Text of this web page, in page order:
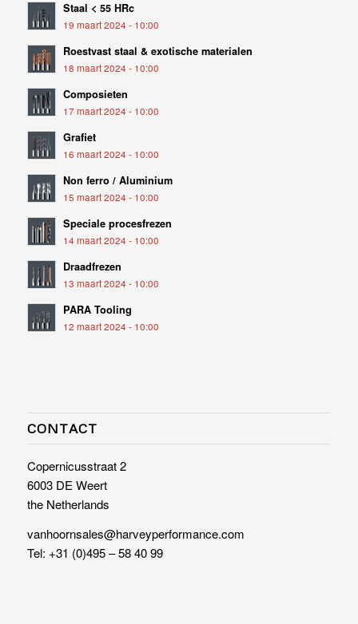
Staal < 55 HRc
19 maart 2024 - 10:00
Roestvast staal & exotische materialen
18 maart 2024 - 10:00
Composieten
17 maart 2024 - 10:00
Grafiet
16 maart 2024 - 10:00
Non ferro / Aluminium
15 maart 2024 - 10:00
Speciale procesfrezen
14 maart 2024 - 10:00
Draadfrezen
13 maart 2024 - 10:00
PARA Tooling
12 maart 2024 - 10:00
CONTACT
Copernicusstraat 2
6003 DE Weert
the Netherlands
vanhoornsales@harveyperformance.com
Tel: +31 (0)495 – 58 40 99